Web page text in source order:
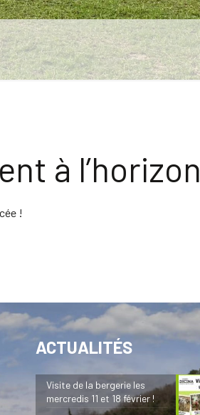
à l’horizon
!
ACTUALITÉS
Visite de la bergerie les
mercredis 11 et 18 février !